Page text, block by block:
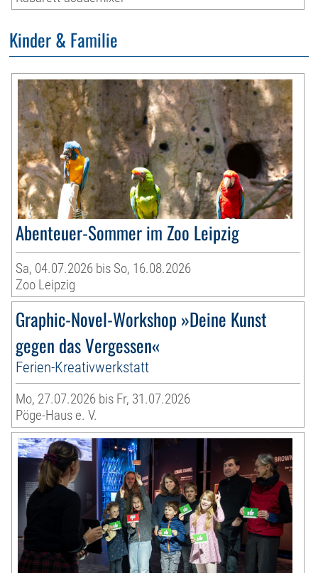
Kinder & Familie
Abenteuer-Sommer im Zoo Leipzig
Sa, 04.07.2026 bis So, 16.08.2026
Zoo Leipzig
Graphic-Novel-Workshop »Deine Kunst
gegen das Vergessen«
Ferien-Kreativwerkstatt
Mo, 27.07.2026 bis Fr, 31.07.2026
Pöge-Haus e. V.